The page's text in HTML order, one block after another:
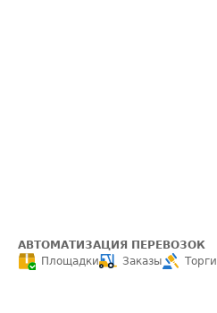
АВТОМАТИЗАЦИЯ ПЕРЕВОЗОК
Площадки
Заказы Торги